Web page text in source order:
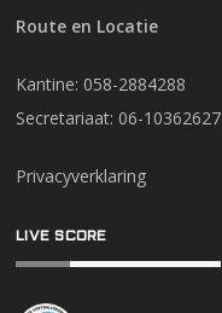
Route en Locatie
Kantine: 058-2884288
Secretariaat: 06-10362627
Privacyverklaring
LIVE SCORE